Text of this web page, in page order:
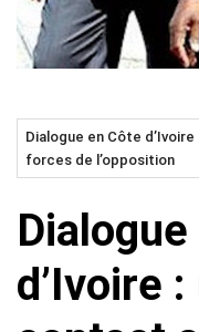
Dialogue en Côte
forces de l’opposition
d’Ivoire